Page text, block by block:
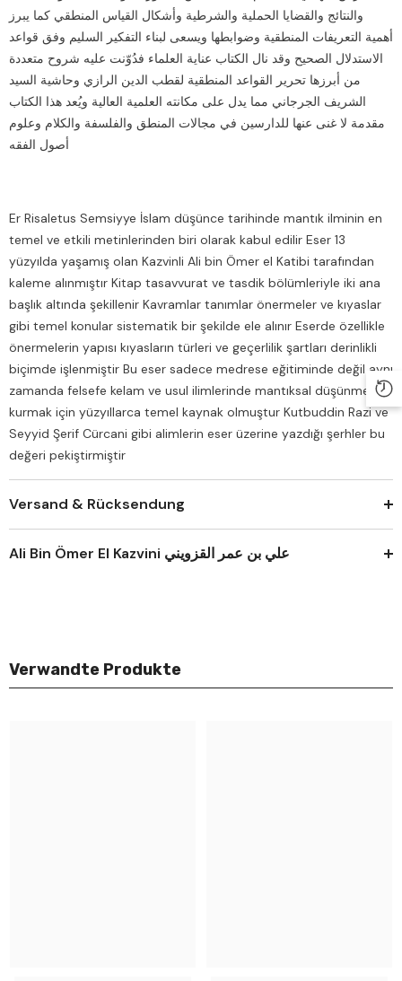
والنتائج والقضايا الحملية والشرطية وأشكال القياس المنطقي كما يبرز
أهمية التعريفات المنطقية وضوابطها ويسعى لبناء التفكير السليم وفق قواعد
الاستدلال الصحيح وقد نال الكتاب عناية العلماء فدُوّنت عليه شروح متعددة
من أبرزها تحرير القواعد المنطقية لقطب الدين الرازي وحاشية السيد
الشريف الجرجاني مما يدل على مكانته العلمية العالية ويُعد هذا الكتاب
مقدمة لا غنى عنها للدارسين في مجالات المنطق والفلسفة والكلام وعلوم
أصول الفقه
Er Risaletus Semsiyye İslam düşünce tarihinde mantık ilminin en
temel ve etkili metinlerinden biri olarak kabul edilir Eser 13
yüzyılda yaşamış olan Kazvinli Ali bin Ömer el Katibi tarafından
kaleme alınmıştır Kitap tasavvurat ve tasdik bölümleriyle iki ana
başlık altında şekillenir Kavramlar tanımlar önermeler ve kıyaslar
gibi temel konular sistematik bir şekilde ele alınır Eserde özellikle
önermelerin yapısı kıyasların türleri ve geçerlilik şartları derinlikli
biçimde işlenmiştir Bu eser sadece medrese eğitiminde değil aynı
zamanda felsefe kelam ve usul ilimlerinde mantıksal düşünmeyi
kurmak için yüzyıllarca temel kaynak olmuştur Kutbuddin Razi ve
Seyyid Şerif Cürcani gibi alimlerin eser üzerine yazdığı şerhler bu
değeri pekiştirmiştir
Versand & Rücksendung
Ali Bin Ömer El Kazvini علي بن عمر القزويني
Verwandte Produkte